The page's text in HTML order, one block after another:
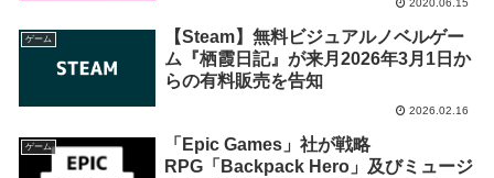
2020.06.15
ゲーム
【Steam】無料ビジュアルノベルゲー
ム『栖霞日記』が来月2026年3月1日か
らの有料販売を告知
2026.02.16
ゲーム
「Epic Games」社が戦略
RPG「Backpack Hero」及びミュージ